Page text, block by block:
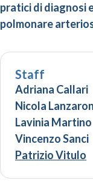
pratici di diagnosi
polmonare
Staff
Adriana Callari
Nicola
Lavinia Martino
Vincenzo Sanci
Patrizio Vitulo